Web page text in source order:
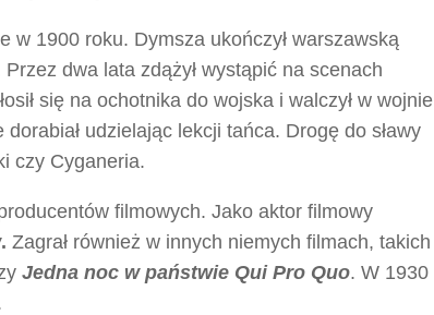
w 1900 roku. Dymsza ukończył warszawską
dwa lata zdążył wystąpić na scenach
się na ochotnika do wojska i walczył w wojnie
udzielając lekcji tańca. Drogę do sławy
czy Cyganeria.
filmowych. Jako aktor filmowy
. Zagrał również w innych niemych filmach, takich
Jedna noc w państwie Qui Pro Quo. W 1930